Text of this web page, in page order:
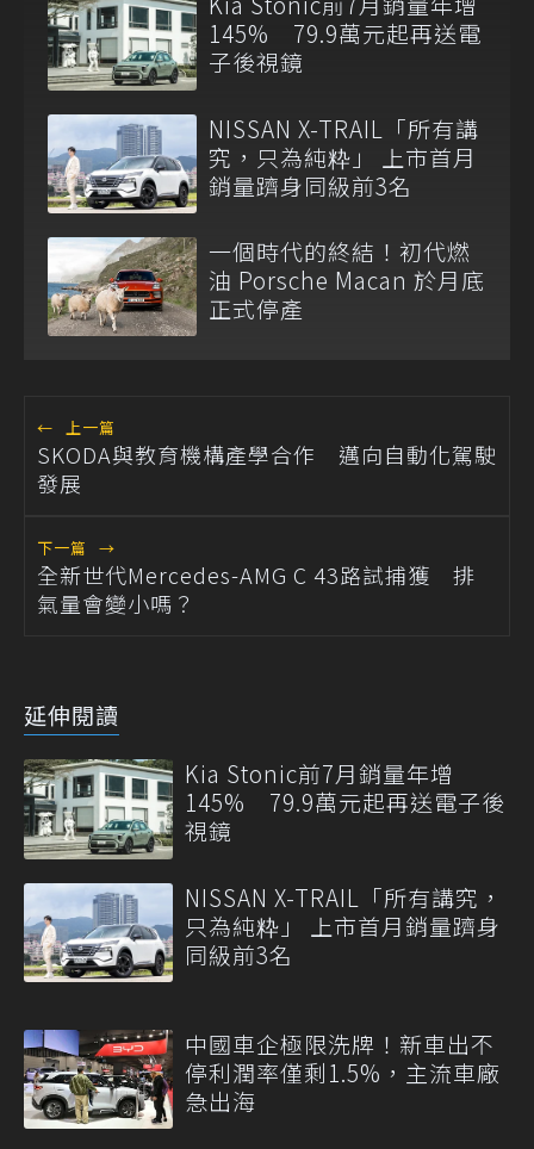
145% 79.9萬元起再送電
子後視鏡
NISSAN X-TRAIL「所有講
究，只為純粋」 上市首月
銷量躋身同級前3名
一個時代的終結！初代燃
油 Porsche Macan 於月底
正式停產
← 上一篇
SKODA與教育機構產學合作 邁向自動化駕駛
發展
下一篇 →
全新世代Mercedes-AMG C 43路試捕獲 排
氣量會變小嗎？
延伸閱讀
Kia Stonic前7月銷量年增
145% 79.9萬元起再送電子後
視鏡
NISSAN X-TRAIL「所有講究，
只為純粋」 上市首月銷量躋身
同級前3名
中國車企極限洗牌！新車出不
停利潤率僅剩1.5%，主流車廠
急出海